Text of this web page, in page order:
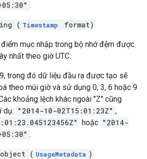
.
( Timestamp format)
mục nhập trong bộ nhớ đệm được
nhất theo giờ UTC.
trong đó dữ liệu đầu ra được tạo sẽ
theo múi giờ và sử dụng 0, 3, 6 hoặc 9
khoảng lệch khác ngoài "Z" cũng
dụ: "2014-10-02T15:01:23Z" ,
hoặc "2014-
.
object ( UsageMetadata )